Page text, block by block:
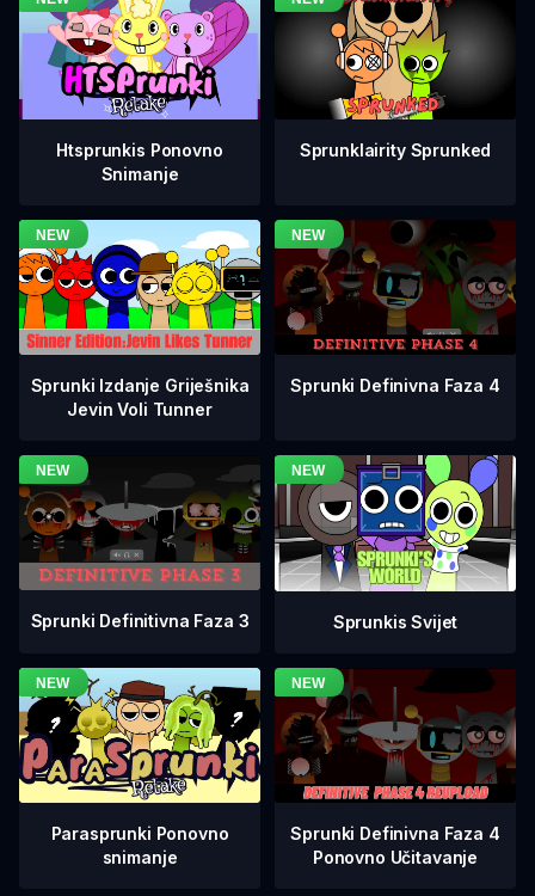
Htsprunkis Ponovno
Snimanje
Sprunklairity Sprunked
Sprunki Izdanje Griješnika
Jevin Voli Tunner
Sprunki Definivna Faza 4
Sprunki Definitivna Faza 3 Sprunkis Svijet
Parasprunki Ponovno
snimanje
Sprunki Definivna Faza 4
Ponovno Učitavanje